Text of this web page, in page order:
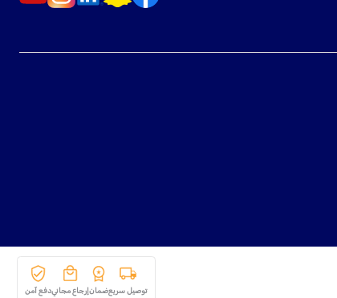
توصيل سريعضمانإرجاع مجانيدفع آمن